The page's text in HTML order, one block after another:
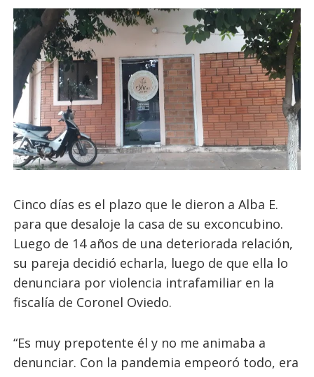
Cinco días es el plazo que le dieron a Alba E.
para que desaloje la casa de su exconcubino.
Luego de 14 años de una deteriorada relación,
su pareja decidió echarla, luego de que ella lo
denunciara por violencia intrafamiliar en la
fiscalía de Coronel Oviedo.
“Es muy prepotente él y no me animaba a
denunciar. Con la pandemia empeoró todo, era